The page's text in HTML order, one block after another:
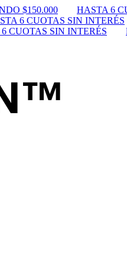
$150.000 HASTA 6
6 CUOTAS SIN INTERÉS
CUOTAS SIN INTERÉS